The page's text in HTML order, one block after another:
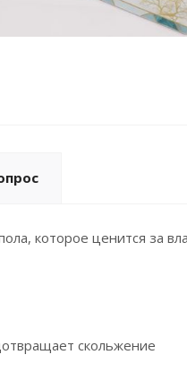
которое ценится за
скольжение